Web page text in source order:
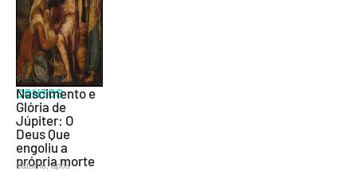
VER-O-POEMA
CONTOS
Nascimento e
Glória de
Júpiter: O
Deus Que
engoliu a
própria morte
Saturno, após